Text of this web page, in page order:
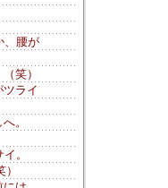
、腰が
笑）
ライ
。
。